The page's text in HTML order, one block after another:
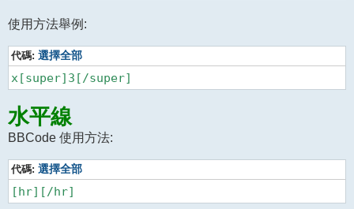
使用方法舉例:
代碼: 選擇全部
水平線
BBCode 使用方法:
代碼: 選擇全部